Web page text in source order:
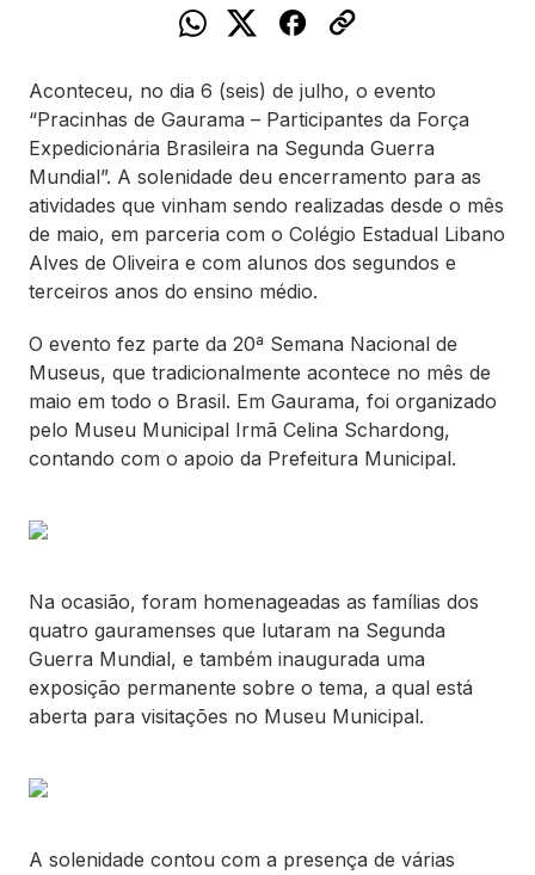
Aconteceu, no dia 6 (seis) de julho, o evento
“Pracinhas de Gaurama – Participantes da Força
Expedicionária Brasileira na Segunda Guerra
Mundial”. A solenidade deu encerramento para as
atividades que vinham sendo realizadas desde o mês
de maio, em parceria com o Colégio Estadual Libano
Alves de Oliveira e com alunos dos segundos e
terceiros anos do ensino médio.
O evento fez parte da 20ª Semana Nacional de
Museus, que tradicionalmente acontece no mês de
maio em todo o Brasil. Em Gaurama, foi organizado
pelo Museu Municipal Irmã Celina Schardong,
contando com o apoio da Prefeitura Municipal.
Na ocasião, foram homenageadas as famílias dos
quatro gauramenses que lutaram na Segunda
Guerra Mundial, e também inaugurada uma
exposição permanente sobre o tema, a qual está
aberta para visitações no Museu Municipal.
A solenidade contou com a presença de várias